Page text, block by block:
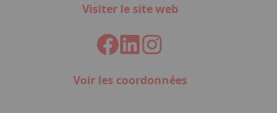
Visiter le site web
Voir les coordonnées